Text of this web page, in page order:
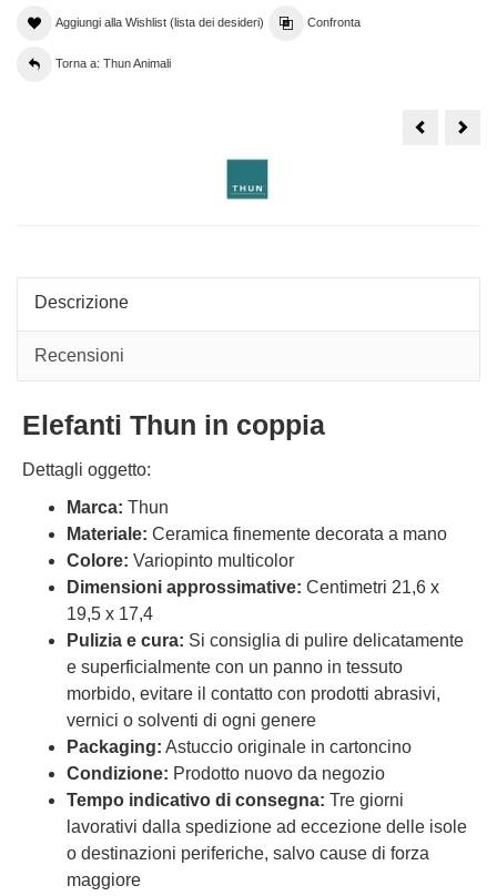
Aggiungi alla Wishlist (lista dei desideri) Confronta
Torna a: Thun Animali
Cane
Descrizione
Recensioni
Elefanti Thun in coppia
Dettagli oggetto:
Marca: Thun
Materiale: Ceramica finemente decorata a mano
Colore: Variopinto multicolor
Dimensioni approssimative: Centimetri 21,6 x
19,5 x 17,4
Pulizia e cura: Si consiglia di pulire delicatamente
e superficialmente con un panno in tessuto
morbido, evitare il contatto con prodotti abrasivi,
vernici o solventi di ogni genere
Packaging: Astuccio originale in cartoncino
Condizione: Prodotto nuovo da negozio
Tempo indicativo di consegna: Tre giorni
lavorativi dalla spedizione ad eccezione delle isole
o destinazioni periferiche, salvo cause di forza
maggiore